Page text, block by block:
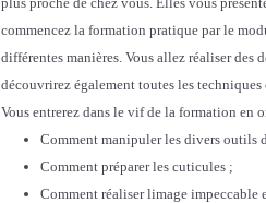
commencez la formation pratique par le
différentes manières. Vous allez réaliser
découvrirez également toutes les
Vous entrerez dans le vif de la formation en
Comment manipuler les divers outils
Comment préparer les cuticules ;
Comment réaliser limage impeccable